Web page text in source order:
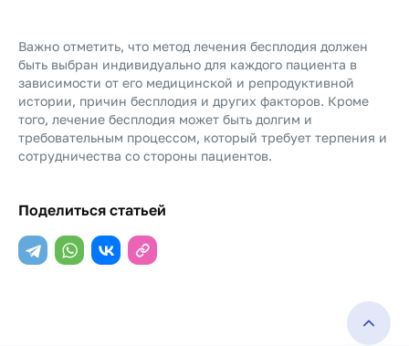
Важно отметить, что метод лечения бесплодия должен
быть выбран индивидуально для каждого пациента в
зависимости от его медицинской и репродуктивной
истории, причин бесплодия и других факторов. Кроме
того, лечение бесплодия может быть долгим и
требовательным процессом, который требует терпения и
сотрудничества со стороны пациентов.
Поделиться статьей